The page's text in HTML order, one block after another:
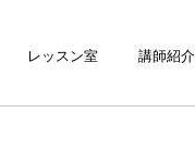
レッスン室 講師紹介